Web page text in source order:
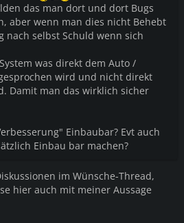
das man dort und dort Bugs
aber wenn man dies nicht Behebt
nach selbst Schuld wenn sich
was direkt dem Auto /
wird und nicht direkt
Damit man das wirklich sicher
Einbaubar? Evt auch
Einbau bar machen?
im Wünsche-Thread,
hier auch mit meiner Aussage